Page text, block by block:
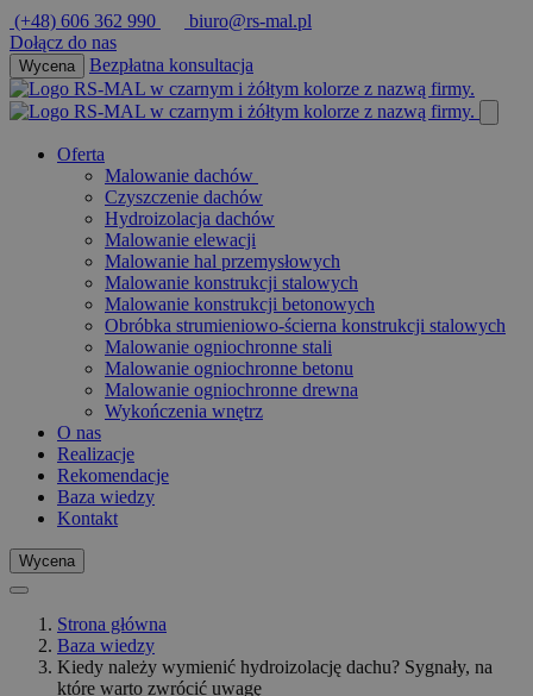
Przejdz
do
tresci
(+48) 606 362 990
biuro@rs-mal.pl
Dołącz do nas
Wycena Bezpłatna konsultacja
Oferta
Malowanie dachów
Czyszczenie dachów
Hydroizolacja dachów
Malowanie elewacji
Malowanie hal przemysłowych
Malowanie konstrukcji stalowych
Malowanie konstrukcji betonowych
Obróbka strumieniowo-ścierna konstrukcji stalowych
Malowanie ogniochronne stali
Malowanie ogniochronne betonu
Malowanie ogniochronne drewna
Wykończenia wnętrz
O nas
Realizacje
Rekomendacje
Baza wiedzy
Kontakt
Wycena
Strona główna
Baza wiedzy
Kiedy należy wymienić hydroizolację dachu? Sygnały, na
które warto zwrócić uwagę